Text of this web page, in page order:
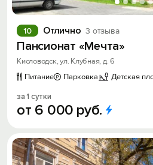
Отлично 3 отзыва
10
Пансионат «Мечта»
Кисловодск, ул. Клубная, д. 6
Питание
Парковка Детская
за 1 сутки
от 6 000 руб.